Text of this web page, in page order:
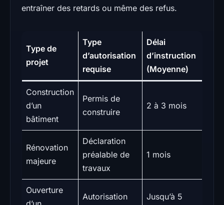
entraîner des retards ou même des refus.
Type de
projet
Type
d’autorisation
requise
Délai
d’instruction
(Moyenne)
Construction
d’un
bâtiment
Permis de
construire
2 à 3 mois
Rénovation
majeure
Déclaration
préalable de
travaux
1 mois
Ouverture
Autorisation
Jusqu’à 5